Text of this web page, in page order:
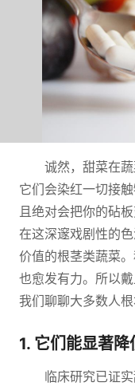
诚然，甜菜在
它们会染红一切接
且绝对会把你的砧
在这深邃戏剧性的
价值的根茎类蔬菜
也愈发有力。所以
我们聊聊大多数人
1. 它们能显著降
临床研究已证